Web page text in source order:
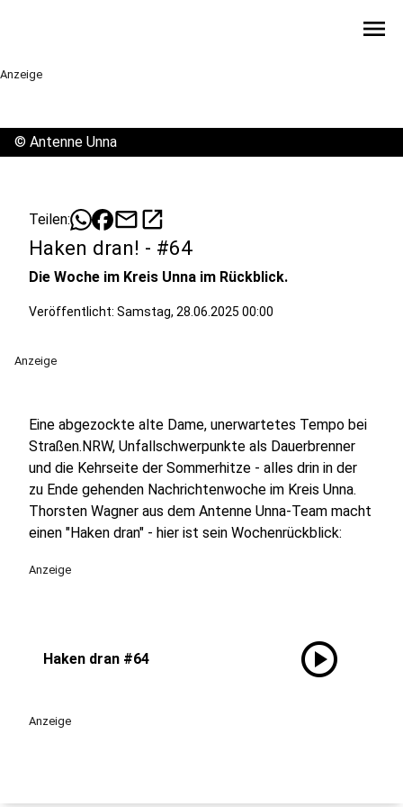
menu
Anzeige
© Antenne Unna
Teilen: mailopen_in_new
Haken dran! - #64
Die Woche im Kreis Unna im Rückblick.
Veröffentlicht: Samstag, 28.06.2025 00:00
Anzeige
Eine abgezockte alte Dame, unerwartetes Tempo bei
Straßen.NRW, Unfallschwerpunkte als Dauerbrenner
und die Kehrseite der Sommerhitze - alles drin in der
zu Ende gehenden Nachrichtenwoche im Kreis Unna.
Thorsten Wagner aus dem Antenne Unna-Team macht
einen "Haken dran" - hier ist sein Wochenrückblick:
Anzeige
Haken dran #64 play_circle
Anzeige